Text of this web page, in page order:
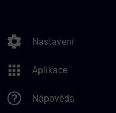
settings Nastavení
apps Aplikace
help_outline Nápověda